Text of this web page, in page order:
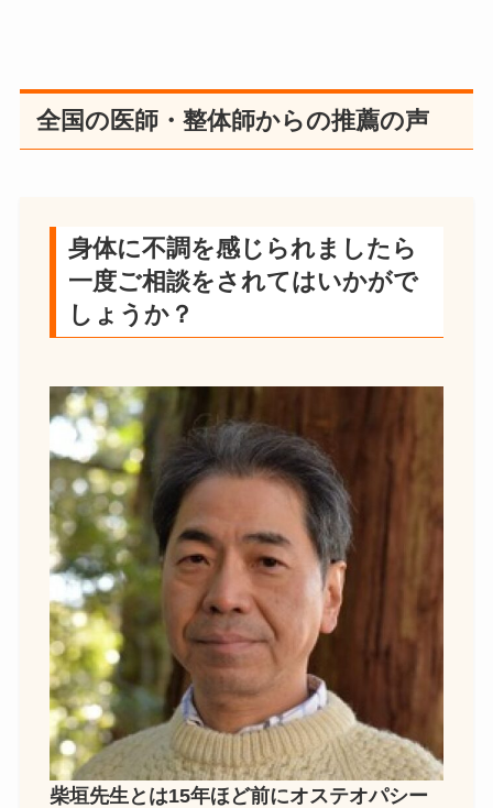
全国の医師・整体師からの推薦の声
身体に不調を感じられましたら
一度ご相談をされてはいかがで
しょうか？
柴垣先生とは15年ほど前にオステオパシー